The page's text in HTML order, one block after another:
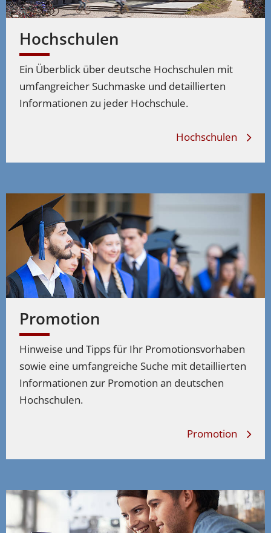
Hochschulen
Ein Überblick über deutsche Hochschulen mit
umfangreicher Suchmaske und detaillierten
Informationen zu jeder Hochschule.
Hochschulen
Promotion
Hinweise und Tipps für Ihr Promotionsvorhaben
sowie eine umfangreiche Suche mit detaillierten
Informationen zur Promotion an deutschen
Hochschulen.
Promotion